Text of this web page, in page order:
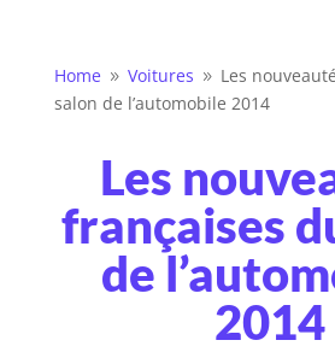
Home 9 Voitures 9 Les
salon de l’automobile 2014
Les
françaises
de
2014